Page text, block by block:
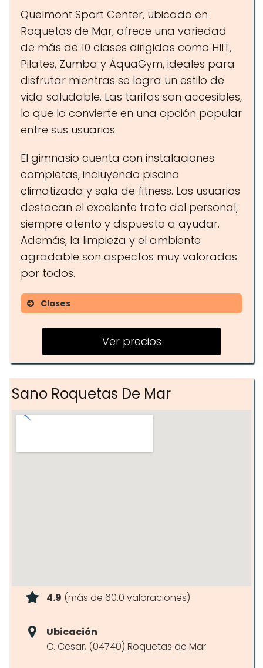
Quelmont Sport Center, ubicado en
Roquetas de Mar, ofrece una variedad
de más de 10 clases dirigidas como HIIT,
Pilates, Zumba y AquaGym, ideales para
disfrutar mientras se logra un estilo de
vida saludable. Las tarifas son accesibles,
lo que lo convierte en una opción popular
entre sus usuarios.
El gimnasio cuenta con instalaciones
completas, incluyendo piscina
climatizada y sala de fitness. Los usuarios
destacan el excelente trato del personal,
siempre atento y dispuesto a ayudar.
Además, la limpieza y el ambiente
agradable son aspectos muy valorados
por todos.
Clases
HIIT
Zumba
AquaGym
Natación
Ver precios
Sano Roquetas De Mar
4.9 (más de 60.0 valoraciones)
Ubicación
C. Cesar, (04740) Roquetas de Mar